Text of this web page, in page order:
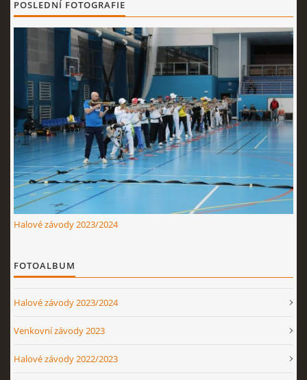
FOTOALBUM
© 2026 eStránky.cz |WebSlice |Tisk |Aktualizováno: 22. 7. 2026|
Nahoru ↑
POSLEDNÍ FOTOGRAFIE
Halové závody 2023/2024
FOTOALBUM
Halové závody 2023/2024
Venkovní závody 2023
Halové závody 2022/2023